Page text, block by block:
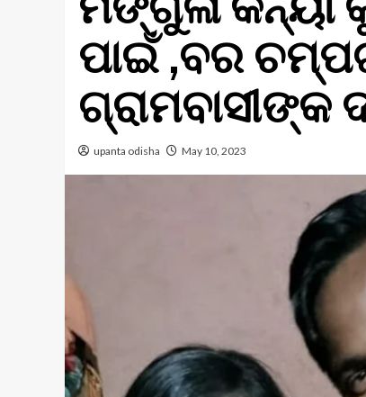
ପାଇଁ ,ବର
ଗ୍ରାମବାସୀଙ୍କ
upanta odisha May 10, 2023